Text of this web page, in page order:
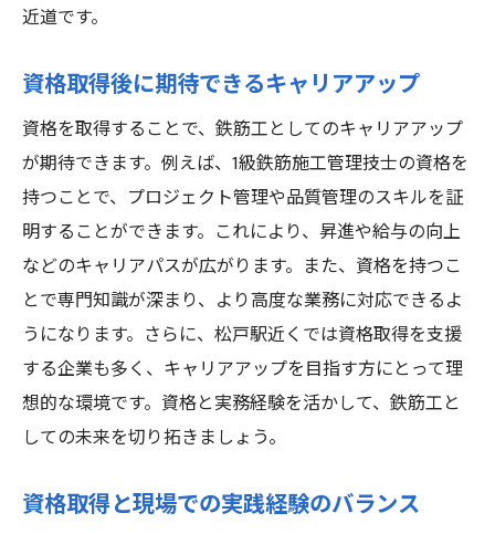
近道です。
資格取得後に期待できるキャリアアップ
資格を取得することで、鉄筋工としてのキャリアアップ
が期待できます。例えば、1級鉄筋施工管理技士の資格を
持つことで、プロジェクト管理や品質管理のスキルを証
明することができます。これにより、昇進や給与の向上
などのキャリアパスが広がります。また、資格を持つこ
とで専門知識が深まり、より高度な業務に対応できるよ
うになります。さらに、松戸駅近くでは資格取得を支援
する企業も多く、キャリアアップを目指す方にとって理
想的な環境です。資格と実務経験を活かして、鉄筋工と
しての未来を切り拓きましょう。
資格取得と現場での実践経験のバランス